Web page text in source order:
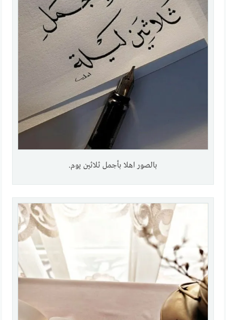
بالصور اهلا بأجمل ثلاثين يوم.